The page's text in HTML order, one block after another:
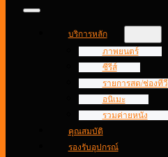
บริการหลัก
ภาพยนตร์
ซีรีส์
รายการสด/ช่องทีวี
อนิเมะ
รวมค่ายหนัง
คุณสมบัติ
รองรับอุปกรณ์